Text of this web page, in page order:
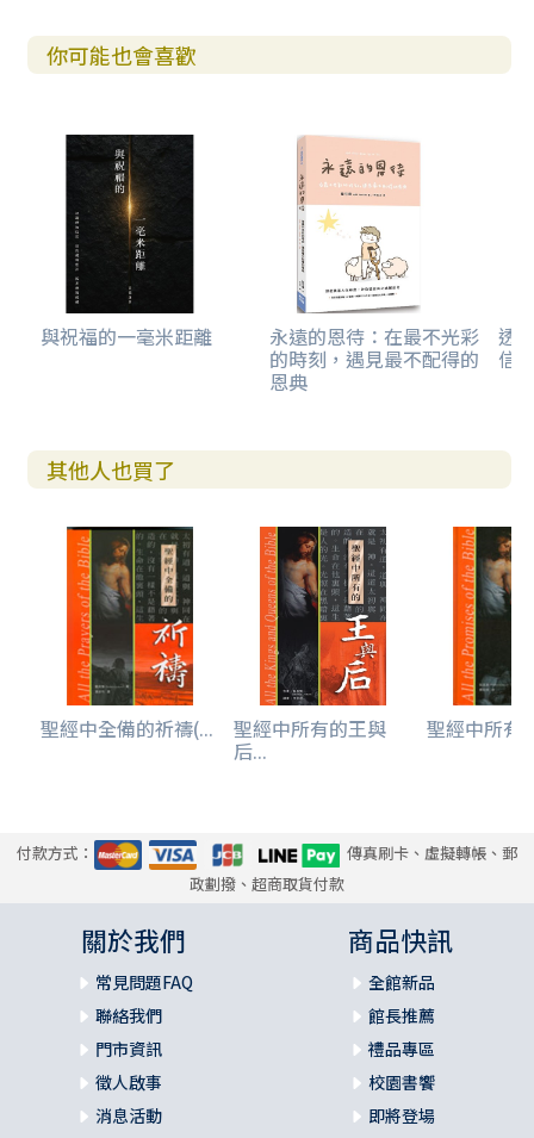
你可能也會喜歡
與祝福的一毫米距離 永遠的恩待：在最不光彩
的時刻，遇見最不配得的
恩典
透
信
其他人也買了
聖經中全備的祈禱(... 聖經中所有的王與
后...
聖經中所有
付款方式：
傳真刷卡、虛擬轉帳、郵
政劃撥、超商取貨付款
關於我們
常見問題FAQ
聯絡我們
門市資訊
徵人啟事
消息活動
商品快訊
全館新品
館長推薦
禮品專區
校園書饗
即將登場